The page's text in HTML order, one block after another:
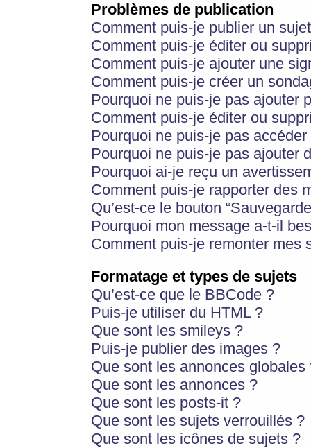
Problèmes de publication
Comment puis-je publier un
Comment puis-je éditer ou
Comment puis-je ajouter une
Comment puis-je créer un
Pourquoi ne puis-je pas ajouter
Comment puis-je éditer ou
Pourquoi ne puis-je pas
Pourquoi ne puis-je pas ajouter
Pourquoi ai-je reçu un
Comment puis-je rapporter des
Qu’est-ce le bouton
Pourquoi mon message a-t-il
Comment puis-je remonter mes
Formatage et types de sujets
Qu’est-ce que le BBCode ?
Puis-je utiliser du HTML ?
Que sont les smileys ?
Puis-je publier des images ?
Que sont les annonces globales
Que sont les annonces ?
Que sont les posts-it ?
Que sont les sujets verrouillés ?
Que sont les icônes de sujets ?